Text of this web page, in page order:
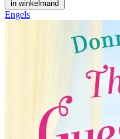
in winkelmand
Engels